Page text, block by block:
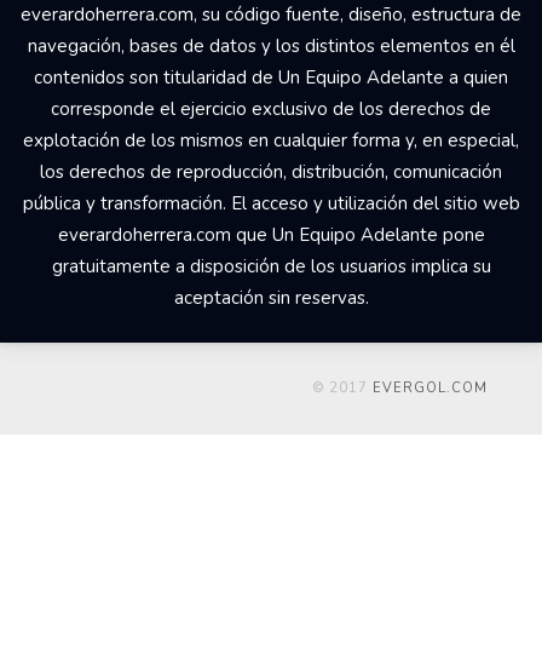
everardoherrera.com, su código fuente, diseño, estructura de
navegación, bases de datos y los distintos elementos en él
contenidos son titularidad de Un Equipo Adelante a quien
corresponde el ejercicio exclusivo de los derechos de
explotación de los mismos en cualquier forma y, en especial,
los derechos de reproducción, distribución, comunicación
pública y transformación. El acceso y utilización del sitio web
everardoherrera.com que Un Equipo Adelante pone
gratuitamente a disposición de los usuarios implica su
aceptación sin reservas.
© 2017 EVERGOL.COM